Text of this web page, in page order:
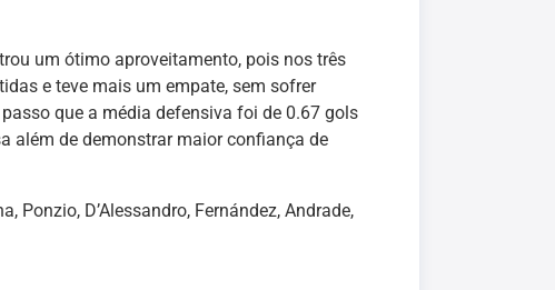
um ótimo aproveitamento, pois nos três
e teve mais um empate, sem sofrer
que a média defensiva foi de 0.67 gols
além de demonstrar maior confiança de
Ponzio, D’Alessandro, Fernández, Andrade,